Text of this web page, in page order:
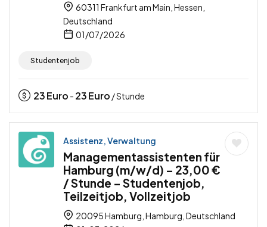
60311 Frankfurt am Main, Hessen,
Deutschland
01/07/2026
Studentenjob
23Euro - 23Euro / Stunde
Assistenz, Verwaltung
Managementassistenten für
Hamburg (m/w/d) – 23,00 €
/ Stunde – Studentenjob,
Teilzeitjob, Vollzeitjob
20095 Hamburg, Hamburg, Deutschland